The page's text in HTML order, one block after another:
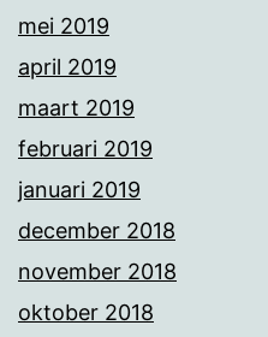
mei 2019
april 2019
maart 2019
februari 2019
januari 2019
december 2018
november 2018
oktober 2018